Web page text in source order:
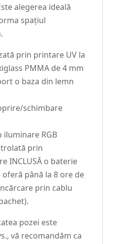
alegerea ideală
spațiul
prin printare UV la
PMMA de 4 mm
o baza din lemn
schimbare
iluminare RGB
prin
INCLUSĂ o baterie
până la 8 ore de
prin cablu
pozei este
vă recomandăm ca